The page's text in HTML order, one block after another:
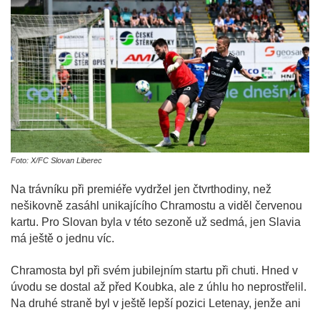
Foto: X/FC Slovan Liberec
Na trávníku při premiéře vydržel jen čtvrthodiny, než
nešikovně zasáhl unikajícího Chramostu a viděl červenou
kartu. Pro Slovan byla v této sezoně už sedmá, jen Slavia
má ještě o jednu víc.
Chramosta byl při svém jubilejním startu při chuti. Hned v
úvodu se dostal až před Koubka, ale z úhlu ho neprostřelil.
Na druhé straně byl v ještě lepší pozici Letenay, jenže ani